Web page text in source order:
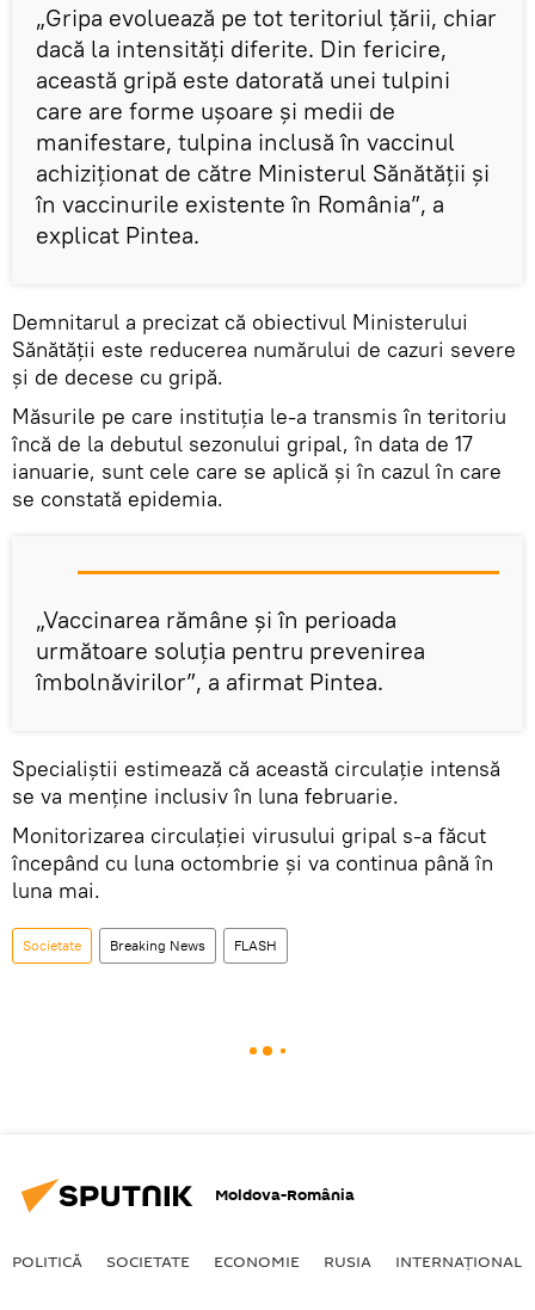
„Gripa evoluează pe tot teritoriul ţării, chiar
dacă la intensităţi diferite. Din fericire,
această gripă este datorată unei tulpini
care are forme uşoare şi medii de
manifestare, tulpina inclusă în vaccinul
achiziţionat de către Ministerul Sănătăţii şi
în vaccinurile existente în România”, a
explicat Pintea.
Demnitarul a precizat că obiectivul Ministerului
Sănătăţii este reducerea numărului de cazuri severe
şi de decese cu gripă.
Măsurile pe care instituţia le-a transmis în teritoriu
încă de la debutul sezonului gripal, în data de 17
ianuarie, sunt cele care se aplică şi în cazul în care
se constată epidemia.
„Vaccinarea rămâne şi în perioada
următoare soluţia pentru prevenirea
îmbolnăvirilor”, a afirmat Pintea.
Specialiştii estimează că această circulaţie intensă
se va menţine inclusiv în luna februarie.
Monitorizarea circulaţiei virusului gripal s-a făcut
începând cu luna octombrie şi va continua până în
luna mai.
Societate Breaking News FLASH
Moldova-România
POLITICĂ SOCIETATE ECONOMIE RUSIA INTERNAŢIONAL